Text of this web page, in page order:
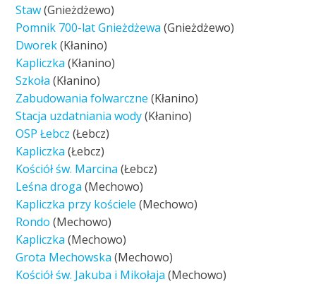
Staw(Gnieżdżewo)
Pomnik 700-lat Gnieżdżewa (Gnieżdżewo)
Dworek(Kłanino)
Kapliczka (Kłanino)
Szkoła (Kłanino)
Zabudowania folwarczne (Kłanino)
Stacja uzdatniania wody(Kłanino)
OSP Łebcz (Łebcz)
Kapliczka (Łebcz)
Kościół św. Marcina (Łebcz)
Leśna droga (Mechowo)
Kapliczka przy kościele (Mechowo)
Rondo (Mechowo)
Kapliczka (Mechowo)
Grota Mechowska (Mechowo)
Kościół św. Jakuba i Mikołaja (Mechowo)